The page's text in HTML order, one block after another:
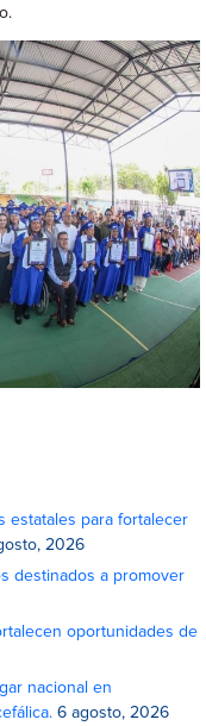
estatales para fortalecer
2026
destinados a promover
oportunidades de
nacional en
6 agosto, 2026